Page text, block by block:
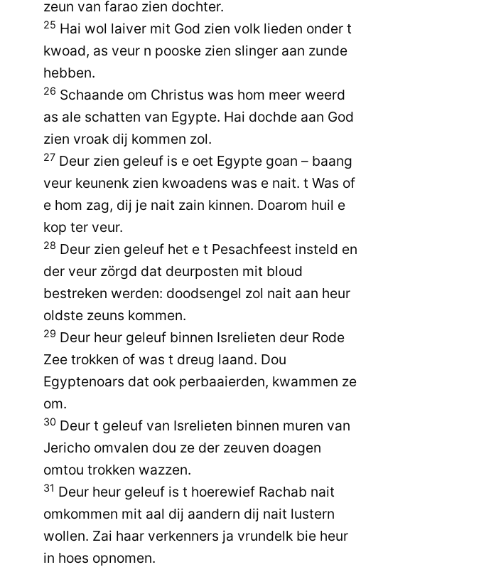
zeun van farao zien dochter.
25 Hai wol laiver mit God zien volk lieden onder t
kwoad, as veur n pooske zien slinger aan zunde
hebben.
26 Schaande om Christus was hom meer weerd
as ale schatten van Egypte. Hai dochde aan God
zien vroak dij kommen zol.
27 Deur zien geleuf is e oet Egypte goan – baang
veur keunenk zien kwoadens was e nait. t Was of
e hom zag, dij je nait zain kinnen. Doarom huil e
kop ter veur.
28 Deur zien geleuf het e t Pesachfeest insteld en
der veur zörgd dat deurposten mit bloud
bestreken werden: doodsengel zol nait aan heur
oldste zeuns kommen.
29 Deur heur geleuf binnen Isrelieten deur Rode
Zee trokken of was t dreug laand. Dou
Egyptenoars dat ook perbaaierden, kwammen ze
om.
30 Deur t geleuf van Isrelieten binnen muren van
Jericho omvalen dou ze der zeuven doagen
omtou trokken wazzen.
31 Deur heur geleuf is t hoerewief Rachab nait
omkommen mit aal dij aandern dij nait lustern
wollen. Zai haar verkenners ja vrundelk bie heur
in hoes opnomen.